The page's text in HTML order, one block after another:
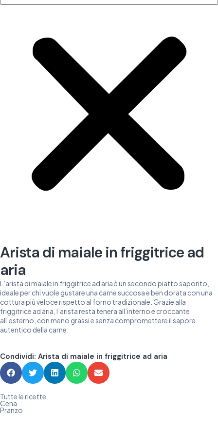
Arista di maiale in friggitrice ad
aria
L’arista di maiale in friggitrice ad aria è un secondo piatto saporito,
ideale per chi vuole gustare una carne succosa e ben dorata con una
cottura più veloce rispetto al forno tradizionale. Grazie alla
friggitrice ad aria, l’arista resta tenera all’interno e croccante
all’esterno, con meno grassi e senza compromettere il sapore
autentico della carne.
Condividi: Arista di maiale in friggitrice ad aria
Tutte le ricette
Cena
Pranzo